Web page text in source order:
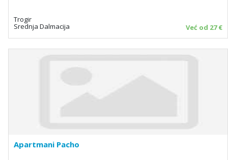
Trogir
Srednja Dalmacija Već od 27 €
Apartmani Pacho